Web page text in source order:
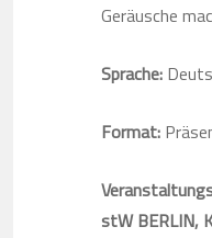
Geräusche
Sprache:
Format:
stW BERLIN,